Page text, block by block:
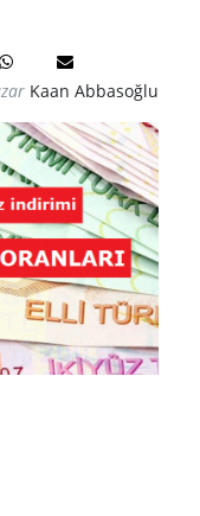
Kaan Abbasoğlu